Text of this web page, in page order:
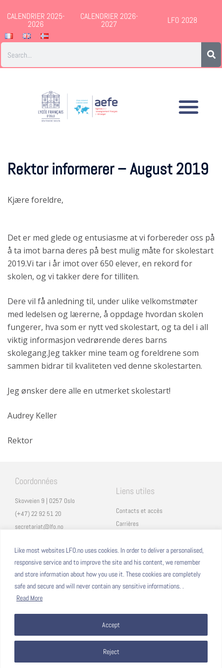
Like most websites LFO.no uses cookies. In order to deliver a personalised,
responsive service and to improve the site and his content, we remember
and store information about how you use it. These cookies are completely
safe and secure and will never contain any sensitive informations. .
Read More
Reject
Accept
CALENDRIER 2025-
2026
CALENDRIER 2026-
2027 LFO 2028
Rektor informerer – August 2019
Kjære foreldre,
Det er med glede og entusiasme at vi forbereder oss på
å ta imot barna deres på best mulig måte for skolestart
2019.Vi tar i år imot over 650 elever, en rekord for
skolen, og vi takker dere for tilliten.
Dere vil få anledning til, under ulike velkomstmøter
med ledelsen og lærerne, å oppdage hvordan skolen
fungerer, hva som er nytt ved skolestart, og ta del i all
viktig informasjon vedrørende deres barns
skolegang.Jeg takker mine team og foreldrene som
sammen bidrar til kvaliteten ved denne skolestarten.
Jeg ønsker dere alle en utmerket skolestart!
Audrey Keller
Rektor
Coordonnées
Skovveien 9 | 0257 Oslo
(+47) 22 92 51 20
secretariat@lfo.no
Liens utiles
Contacts et accès
Carrières
Eduka
ProNote
Suivez nous
Linkedin
Nous formons sur